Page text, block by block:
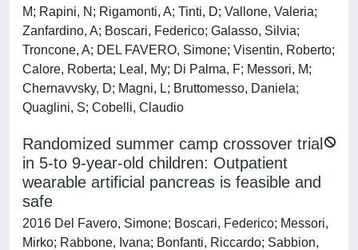
M; Rapini, N; Rigamonti, A; Tinti, D; Vallone, Valeria;
Zanfardino, A; Boscari, Federico; Galasso, Silvia;
Troncone, A; DEL FAVERO, Simone; Visentin, Roberto;
Calore, Roberta; Leal, My; Di Palma, F; Messori, M;
Chernavvsky, D; Magni, L; Bruttomesso, Daniela;
Quaglini, S; Cobelli, Claudio
Randomized summer camp crossover trial
in 5-to 9-year-old children: Outpatient
wearable artificial pancreas is feasible and
safe
2016 Del Favero, Simone; Boscari, Federico; Messori,
Mirko; Rabbone, Ivana; Bonfanti, Riccardo; Sabbion,